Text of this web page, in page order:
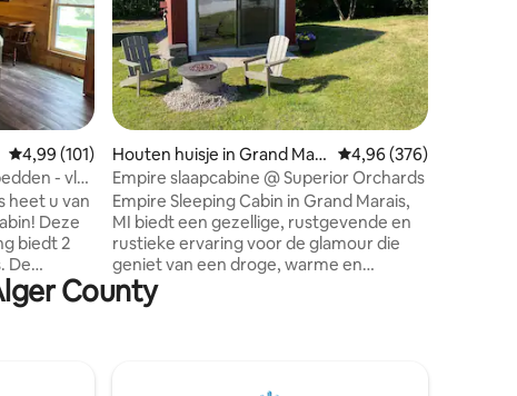
recensies
Gemiddelde beoordeling van 4,99 uit 5, 101 recensies
4,99 (101)
- vlak
heet u van
Deze
biedt 2
De
je van
Houten huisje in Grand Mar
ais
Gemiddelde
4,96 (376)
Empire slaapcabine @ Superior Orchards
Empire Sleeping Cabin in Grand Marais,
MI biedt een gezellige, rustgevende en
rustieke ervaring voor de glamour die
geniet van een droge, warme en
comfortabele ervaring terwijl omgeven
door de natuur. De hut heeft een
NIET IN DE HUT" maar is gelegen op een
County